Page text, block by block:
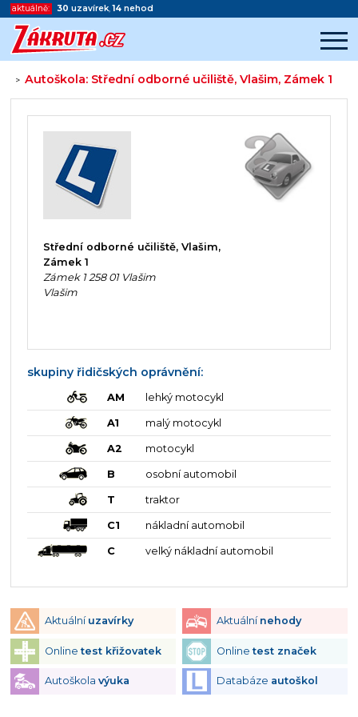
aktuálně: 30 uzavírek,14 nehod
>Autoškola: Střední odborné učiliště, Vlašim, Zámek 1
Začátek reklamy
Konec reklamy
Střední odborné učiliště, Vlašim,
Zámek 1
Zámek 1 258 01 Vlašim
Vlašim
skupiny řidičských oprávnění:
AM lehký motocykl
A1 malý motocykl
A2 motocykl
B osobní automobil
T traktor
C1 nákladní automobil
C velký nákladní automobil
Aktuální uzavírky Aktuální nehody
Onlinetest křižovatek Onlinetest značek
Autoškola výuka Databáze autoškol